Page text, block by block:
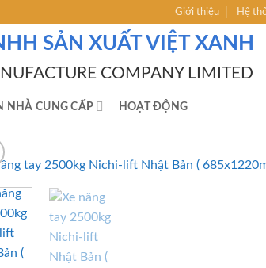
Giới thiệu Hệ
SẢN XUẤT VIỆT XANH
COMPANY LIMITED
NHÀ CUNG CẤP HOẠT ĐỘNG